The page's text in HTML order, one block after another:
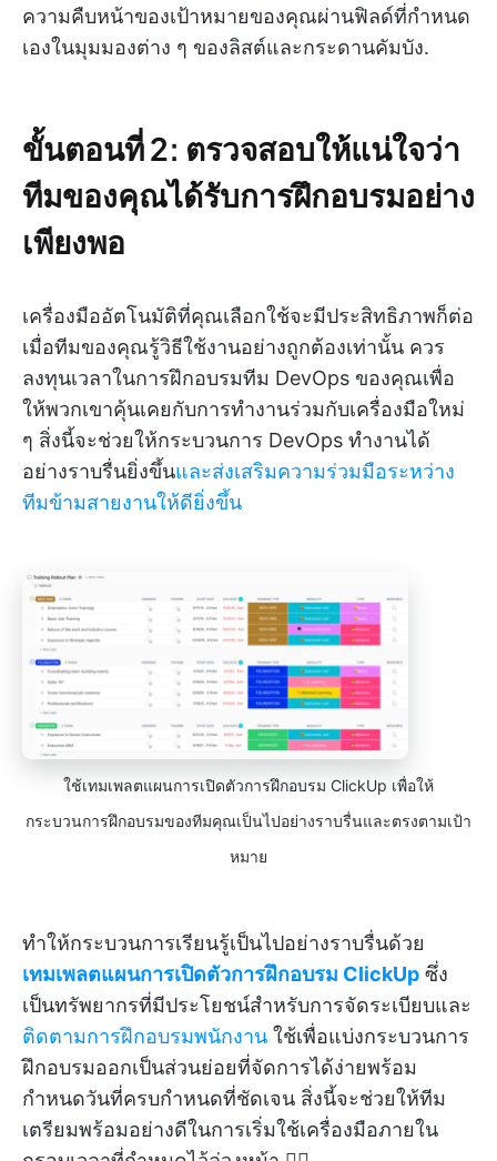
ความคืบหน้าของเป้าหมายของคุณผ่านฟิลด์ที่กำหนด
เองในมุมมองต่าง ๆ ของลิสต์และกระดานคัมบัง.
ขั้นตอนที่ 2: ตรวจสอบให้แน่ใจว่า
ทีมของคุณได้รับการฝึกอบรมอย่าง
เพียงพอ
เครื่องมืออัตโนมัติที่คุณเลือกใช้จะมีประสิทธิภาพก็ต่อ
เมื่อทีมของคุณรู้วิธีใช้งานอย่างถูกต้องเท่านั้น ควร
ลงทุนเวลาในการฝึกอบรมทีม DevOps ของคุณเพื่อ
ให้พวกเขาคุ้นเคยกับการทำงานร่วมกับเครื่องมือใหม่
ๆ สิ่งนี้จะช่วยให้กระบวนการ DevOps ทำงานได้
อย่างราบรื่นยิ่งขึ้นและส่งเสริมความร่วมมือระหว่าง
ทีมข้ามสายงานให้ดียิ่งขึ้น
ใช้เทมเพลตแผนการเปิดตัวการฝึกอบรม ClickUp เพื่อให้
กระบวนการฝึกอบรมของทีมคุณเป็นไปอย่างราบรื่นและตรงตามเป้า
หมาย
ทำให้กระบวนการเรียนรู้เป็นไปอย่างราบรื่นด้วย
เทมเพลตแผนการเปิดตัวการฝึกอบรม ClickUp ซึ่ง
เป็นทรัพยากรที่มีประโยชน์สำหรับการจัดระเบียบและ
ติดตามการฝึกอบรมพนักงาน ใช้เพื่อแบ่งกระบวนการ
ฝึกอบรมออกเป็นส่วนย่อยที่จัดการได้ง่ายพร้อม
กำหนดวันที่ครบกำหนดที่ชัดเจน สิ่งนี้จะช่วยให้ทีม
เตรียมพร้อมอย่างดีในการเริ่มใช้เครื่องมือภายใน